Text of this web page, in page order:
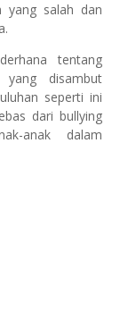
yang salah dan
tentang
yang disambut
seperti ini
dari bullying
anak dalam